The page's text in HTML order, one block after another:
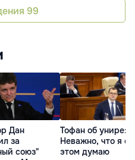
99
Дан
за
союз"
Тофан об унире:
Неважно, что я об
этом думаю